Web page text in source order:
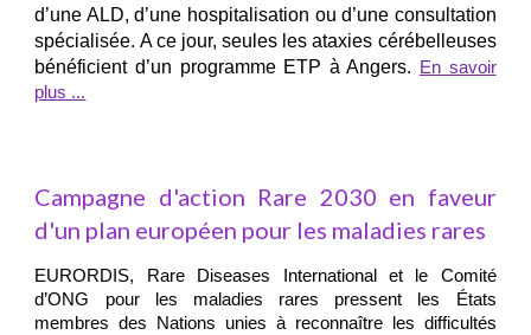
d’une ALD, d’une hospitalisation ou d’une consultation
spécialisée. A ce jour, seules les ataxies cérébelleuses
bénéficient d’un programme ETP à Angers.
En savoir
plus ...
Campagne d'action Rare 2030 en faveur
d'un plan européen pour les maladies rares
EURORDIS, Rare Diseases International et le Comité
d’ONG pour les maladies rares pressent les États
membres des Nations unies à reconnaître les difficultés